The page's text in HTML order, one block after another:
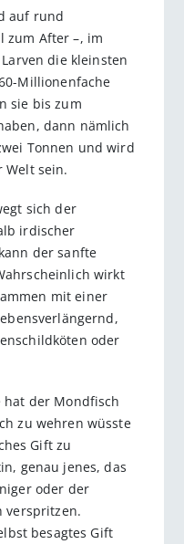
auf rund
zum After –, im
die kleinsten
Millionenfache
sie bis zum
dann nämlich
Tonnen und wird
Welt sein.
sich der
irdischer
der sanfte
wirkt
mit einer
oder
der Mondfisch
zu wehren wüsste
Gift zu
genau jenes, das
oder der
verspritzen.
besagtes Gift